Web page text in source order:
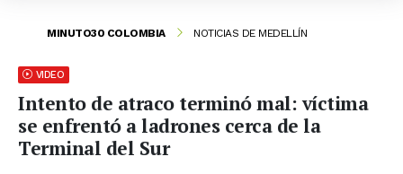
MINUTO30 COLOMBIA NOTICIAS DE MEDELLÍN
VIDEO
Intento de atraco terminó mal: víctima
se enfrentó a ladrones cerca de la
Terminal del Sur